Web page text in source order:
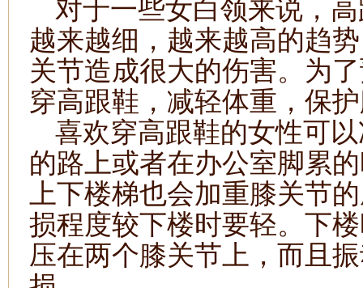
对于一些女白领来说，
越来越细，越来越高的趋
关节造成很大的伤害。为
穿高跟鞋，减轻体重，保
喜欢穿高跟鞋的女性可
的路上或者在办公室脚累
上下楼梯也会加重膝关节
损程度较下楼时要轻。下
压在两个膝关节上，而且